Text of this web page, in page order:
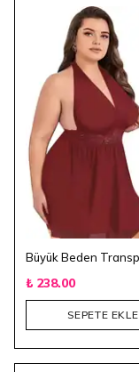
₺ 238.00
SEPETE EKLE